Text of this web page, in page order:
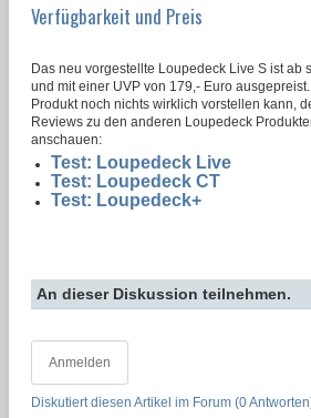
Verfügbarkeit und Preis
Das neu vorgestellte Loupedeck Live S ist ab
und mit einer UVP von 179,- Euro
Produkt noch nichts wirklich vorstellen kann,
Reviews zu den anderen Loupedeck
anschauen:
Test: Loupedeck Live
Test: Loupedeck CT
Test: Loupedeck+
An dieser Diskussion teilnehmen.
Anmelden
Diskutiert diesen Artikel im Forum (0